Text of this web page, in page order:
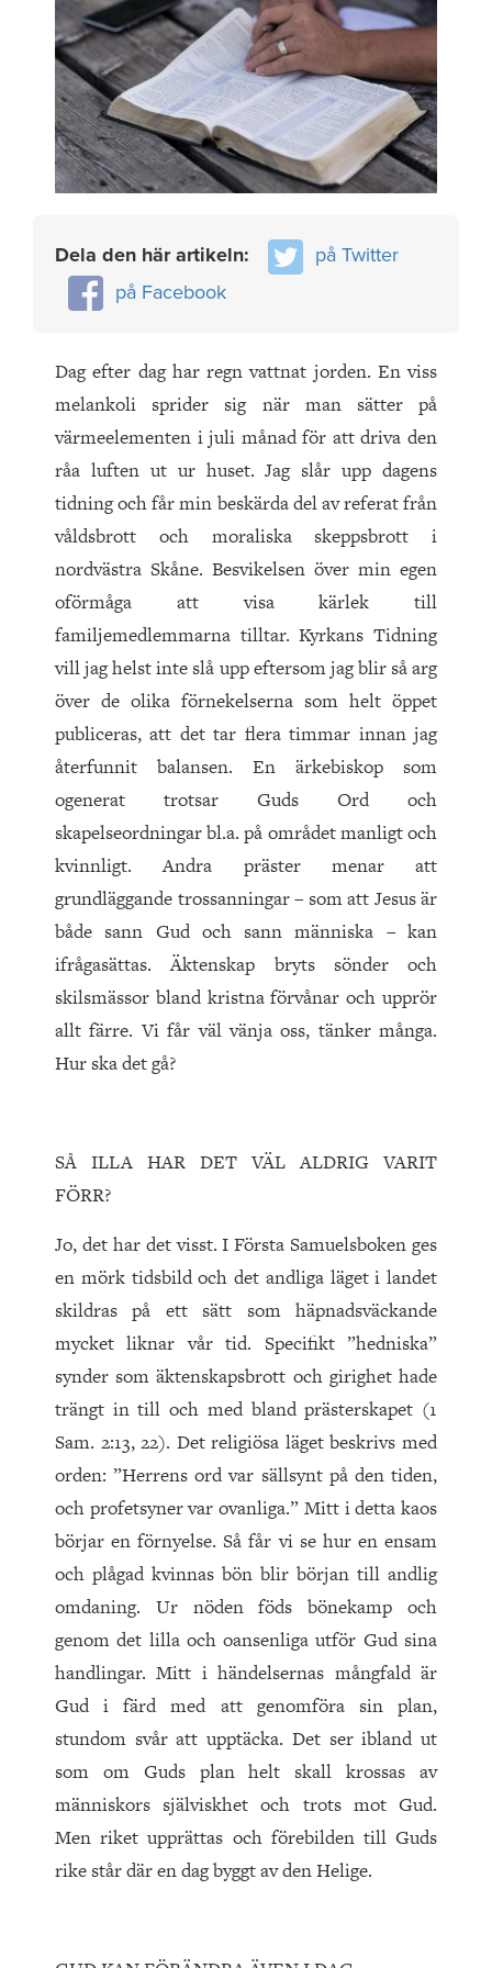
Dela den här artikeln:
på Twitter
på Facebook
Dag efter dag har regn vattnat jorden. En viss
melankoli sprider sig när man sätter på
värmeelementen i juli månad för att driva den
råa luften ut ur huset. Jag slår upp dagens
tidning och får min beskärda del av referat från
våldsbrott och moraliska skeppsbrott i
nordvästra Skåne. Besvikelsen över min egen
oförmåga att visa kärlek till
familjemedlemmarna tilltar. Kyrkans Tidning
vill jag helst inte slå upp eftersom jag blir så arg
över de olika förnekelserna som helt öppet
publiceras, att det tar flera timmar innan jag
återfunnit balansen. En ärkebiskop som
ogenerat trotsar Guds Ord och
skapelseordningar bl.a. på området manligt och
kvinnligt. Andra präster menar att
grundläggande trossanningar – som att Jesus är
både sann Gud och sann människa – kan
ifrågasättas. Äktenskap bryts sönder och
skilsmässor bland kristna förvånar och upprör
allt färre. Vi får väl vänja oss, tänker många.
Hur ska det gå?
SÅ ILLA HAR DET VÄL ALDRIG VARIT
FÖRR?
Jo, det har det visst. I Första Samuelsboken ges
en mörk tidsbild och det andliga läget i landet
skildras på ett sätt som häpnadsväckande
mycket liknar vår tid. Specifikt ”hedniska”
synder som äktenskapsbrott och girighet hade
trängt in till och med bland prästerskapet (1
Sam. 2:13, 22). Det religiösa läget beskrivs med
orden: ”Herrens ord var sällsynt på den tiden,
och profetsyner var ovanliga.” Mitt i detta kaos
börjar en förnyelse. Så får vi se hur en ensam
och plågad kvinnas bön blir början till andlig
omdaning. Ur nöden föds bönekamp och
genom det lilla och oansenliga utför Gud sina
handlingar. Mitt i händelsernas mångfald är
Gud i färd med att genomföra sin plan,
stundom svår att upptäcka. Det ser ibland ut
som om Guds plan helt skall krossas av
människors själviskhet och trots mot Gud.
Men riket upprättas och förebilden till Guds
rike står där en dag byggt av den Helige.